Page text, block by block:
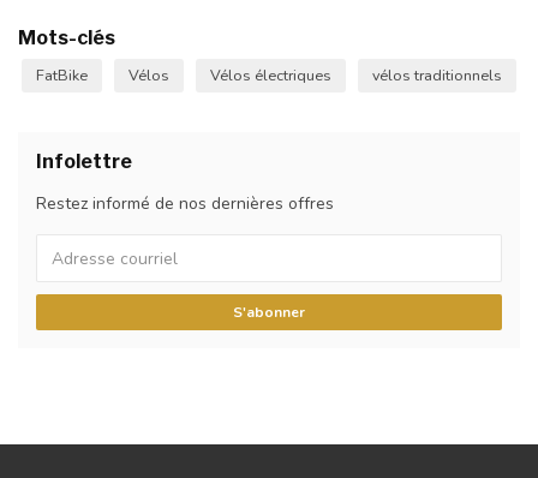
Mots-clés
FatBike Vélos Vélos électriques vélos traditionnels
Infolettre
Restez informé de nos dernières offres
S'abonner